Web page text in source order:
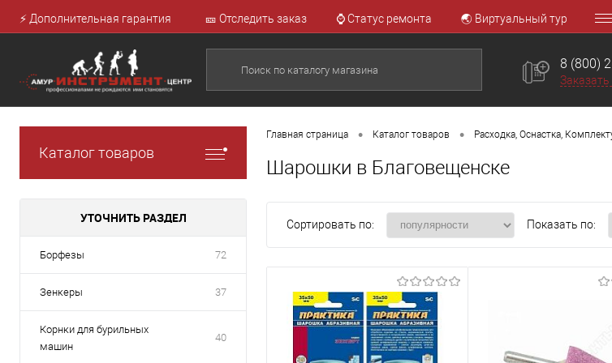
⚡ Дополнительная гарантия 🎫 Отследить заказ ⌚ Статус ремонта 🌏 Виртуальный тур
8 (800)
Каталог товаров
УТОЧНИТЬ РАЗДЕЛ
Борфезы 72
Зенкеры 37
Корнки для бурильных
машин
40
Главная страница • Каталог товаров • Расходка, Оснастка,
Шарошки в Благовещенске
Сортировать по: Показать по: